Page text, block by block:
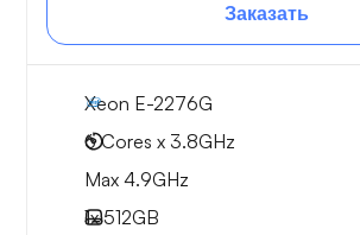
Заказать
Xeon E-2276G
6 Cores x 3.8GHz
Max 4.9GHz
1x512GB